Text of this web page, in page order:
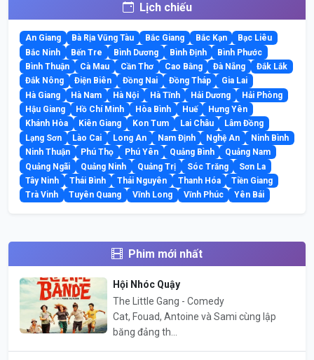
Lịch chiếu
An Giang Bà Rịa Vũng Tàu Bắc Giang Bắc Kạn
Bạc Liêu
Bắc Ninh
Bến Tre Bình Dương Bình Định
Bình Phước
Bình Thuận
Cà Mau Cần Thơ Cao Bằng Đà Nẵng
Đắk Lắk
Đắk Nông
Điện Biên Đồng Nai Đồng Tháp
Gia Lai
Hà Giang
Hà Nam Hà Nội Hà Tĩnh Hải Dương
Hải Phòng
Hậu Giang
Hồ Chí Minh Hòa Bình Huế
Hưng Yên
Khánh Hòa
Kiên Giang Kon Tum Lai Châu
Lâm Đồng
Lạng Sơn
Lào Cai Long An Nam Định Nghệ An
Ninh Bình
Ninh Thuận
Phú Thọ Phú Yên Quảng Bình
Quảng Nam
Quảng Ngãi
Quảng Ninh Quảng Trị Sóc Trăng
Sơn La
Tây Ninh
Thái Bình Thái Nguyên Thanh Hóa
Tiền Giang
Trà Vinh
Tuyên Quang Vĩnh Long Vĩnh Phúc Yên Bái
Phim mới nhất
Hội Nhóc Quậy
The Little Gang - Comedy
Cat, Fouad, Antoine và Sami cùng lập
băng đảng th...